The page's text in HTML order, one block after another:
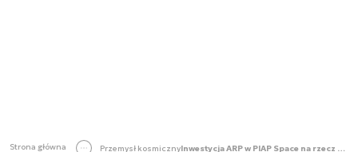
Strona główna Przemysł kosmiczny Inwestycja ARP w PIAP Space na rzecz robotycznego chwytaka